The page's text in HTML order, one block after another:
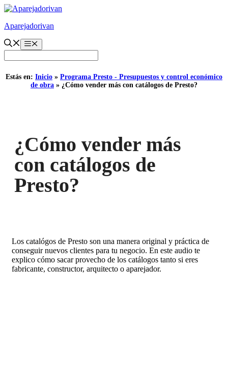
Saltar
contenido
Aparejadorivan
Menú
Estás en: Inicio » Programa Presto - Presupuestos y control económico
de obra » ¿Cómo vender más con catálogos de Presto?
¿Cómo vender más
con catálogos de
Presto?
Los catalógos de Presto son una manera original y práctica de
conseguir nuevos clientes para tu negocio. En este audio te
explico cómo sacar provecho de los catálogos tanto si eres
fabricante, constructor, arquitecto o aparejador.